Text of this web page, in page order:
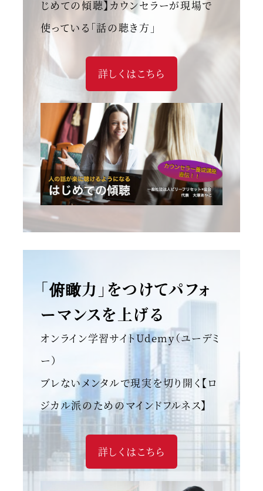
じめての傾聴】カウンセラーが現場で
使っている「話の聴き方」
詳しくはこちら
「俯瞰力」をつけてパフォ
ーマンスを上げる
オンライン学習サイトUdemy（ユーデミ
ー）
ブレないメンタルで現実を切り開く【ロ
ジカル派のためのマインドフルネス】
詳しくはこちら